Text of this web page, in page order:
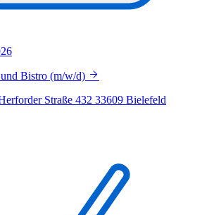
Bistro (m/w/d)
Straße 432 33609 Bielefeld